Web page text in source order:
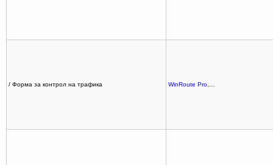
/ Форма за контрол на трафика WinRoute Pro